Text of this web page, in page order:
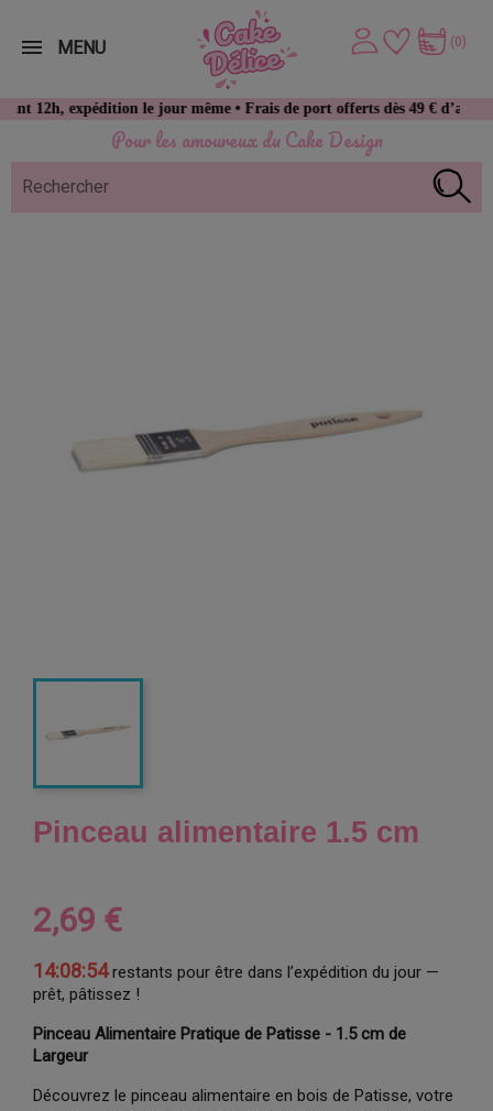
Pour les amoureux du Cake Design
expédition le jour même • Frais de port offerts dès 49 € d’achat
(0)
MENU
Pinceau alimentaire 1.5 cm
2,69 €
14:08:53restants pour être dans l’expédition du jour —
prêt, pâtissez !
Pinceau Alimentaire Pratique de Patisse - 1.5 cm de
Largeur
Découvrez le pinceau alimentaire en bois de Patisse, votre